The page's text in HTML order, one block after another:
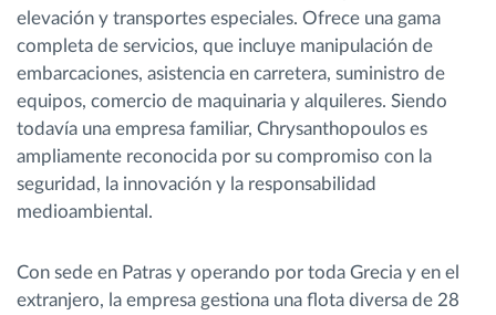
elevación y transportes especiales. Ofrece una gama
completa de servicios, que incluye manipulación de
embarcaciones, asistencia en carretera, suministro de
equipos, comercio de maquinaria y alquileres. Siendo
todavía una empresa familiar, Chrysanthopoulos es
ampliamente reconocida por su compromiso con la
seguridad, la innovación y la responsabilidad
medioambiental.
Con sede en Patras y operando por toda Grecia y en el
extranjero, la empresa gestiona una flota diversa de 28